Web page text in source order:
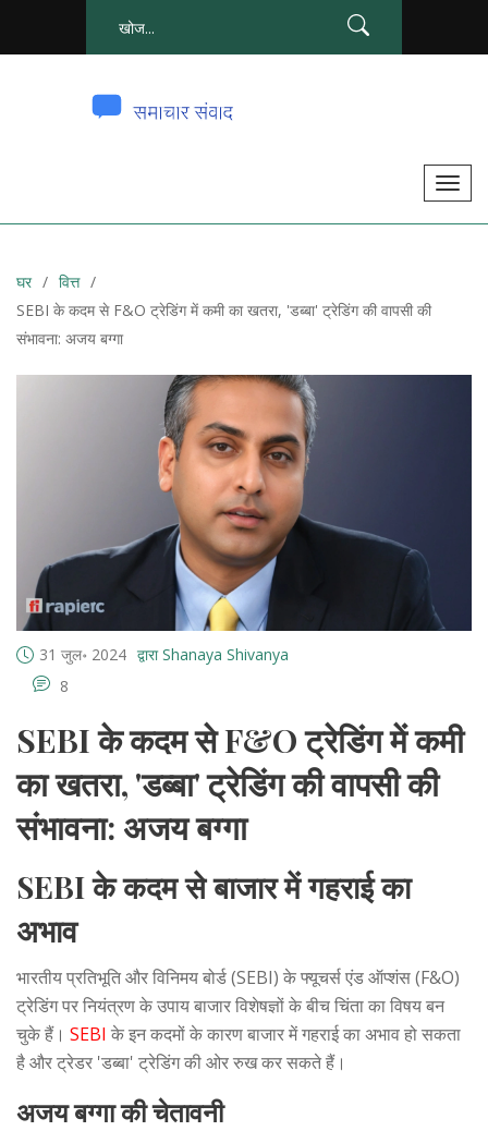
टॉ
घर
वित्त
SEBI के कदम से F&O ट्रेडिंग में कमी का खतरा, 'डब्बा' ट्रेडिंग की वापसी की
संभावना: अजय बग्गा
31 जुल॰ 2024 द्वारा Shanaya Shivanya
8
SEBI के कदम से F&O ट्रेडिंग में कमी
का खतरा, 'डब्बा' ट्रेडिंग की वापसी की
संभावना: अजय बग्गा
SEBI के कदम से बाजार में गहराई का
अभाव
भारतीय प्रतिभूति और विनिमय बोर्ड (SEBI) के फ्यूचर्स एंड ऑप्शंस (F&O)
ट्रेडिंग पर नियंत्रण के उपाय बाजार विशेषज्ञों के बीच चिंता का विषय बन
चुके हैं। SEBI के इन कदमों के कारण बाजार में गहराई का अभाव हो सकता
है और ट्रेडर 'डब्बा' ट्रेडिंग की ओर रुख कर सकते हैं।
अजय बग्गा की चेतावनी